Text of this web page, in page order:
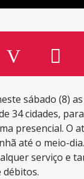
sábado (8) as
34 cidades,
presencial. O
até o meio-
serviço e
débitos.